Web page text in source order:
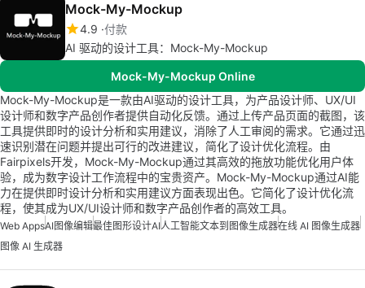
Mock-My-Mockup
4.9 付款
AI 驱动的设计工具：Mock-My-Mockup
Mock-My-Mockup Online
Mock-My-Mockup是一款由AI驱动的设计工具，为产品设计师、UX/UI
设计师和数字产品创作者提供自动化反馈。通过上传产品页面的截图，该
工具提供即时的设计分析和实用建议，消除了人工审阅的需求。它通过迅
速识别潜在问题并提出可行的改进建议，简化了设计优化流程。由
Fairpixels开发，Mock-My-Mockup通过其高效的拖放功能优化用户体
验，成为数字设计工作流程中的宝贵资产。Mock-My-Mockup通过AI能
力在提供即时设计分析和实用建议方面表现出色。它简化了设计优化流
程，使其成为UX/UI设计师和数字产品创作者的高效工具。
Web AppsAI图像编辑最佳图形设计AI人工智能文本到图像生成器在线 AI 图像生成器
图像 AI 生成器